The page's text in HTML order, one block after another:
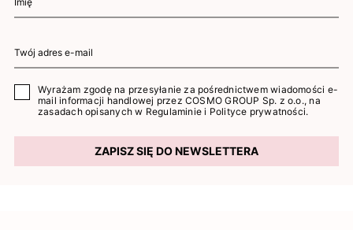
Wyrażam zgodę na przesyłanie za pośrednictwem wiadomości e-
mail informacji handlowej przez COSMO GROUP Sp. z o.o., na
zasadach opisanych w Regulaminie i Polityce prywatności.
ZAPISZ SIĘ DO NEWSLETTERA